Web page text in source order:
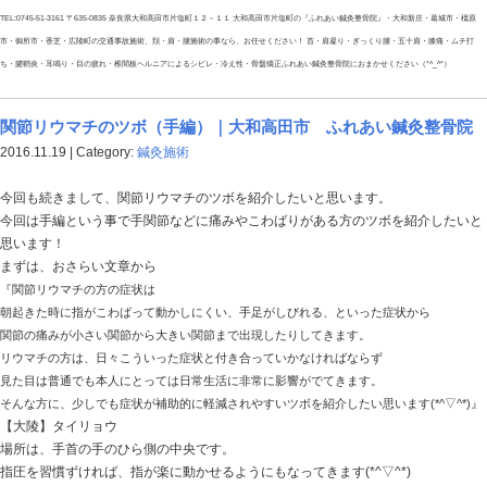
場所は肘関節から手関節の間で手のひら側、肘からみて上３/
※ツボの場所に関しては一般の方でもわかりやすく解説して
その周辺を揉むようにしてもらったらOKデス！
皆さん、風邪などで『せき』が止まらない時などは是非
ぇ～～～!(^^)!
TEL:0745-51-3161 〒635-0835 奈良県大和高田市片塩町１２－１１ 大和高田市片塩町の『ふれ
市・御所市・香芝・広陵町の交通事故施術、頚・肩・腰施術の事なら、お任せください！ 首・肩